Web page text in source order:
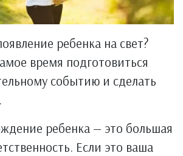
ребенка на свет?
время подготовиться
событию и сделать
ребенка — это большая
Если это ваша